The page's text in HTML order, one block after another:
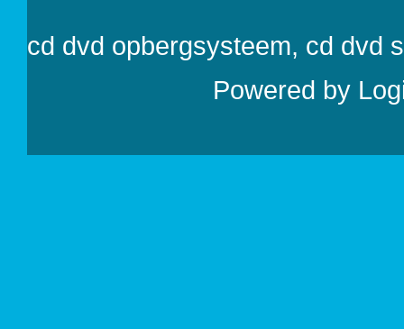
cd dvd opbergsysteem, cd dvd
Powered by